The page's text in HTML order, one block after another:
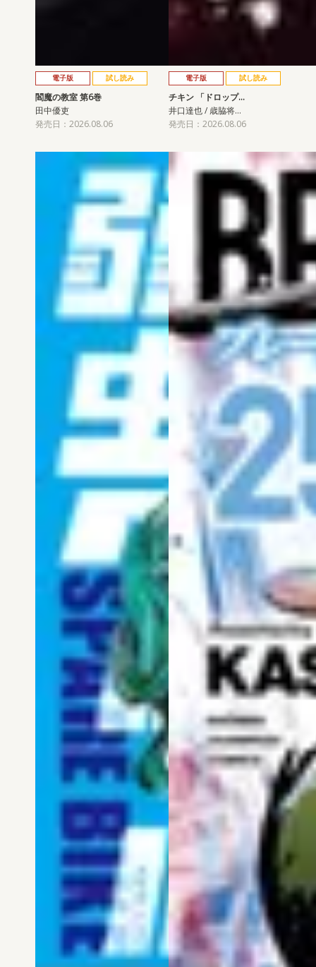
電子版 試し読み
閻魔の教室 第6巻
田中優吏
発売日：2026.08.06
電子版 試し読み
チキン 「ドロップ…
井口達也 / 歳脇将…
発売日：2026.08.06